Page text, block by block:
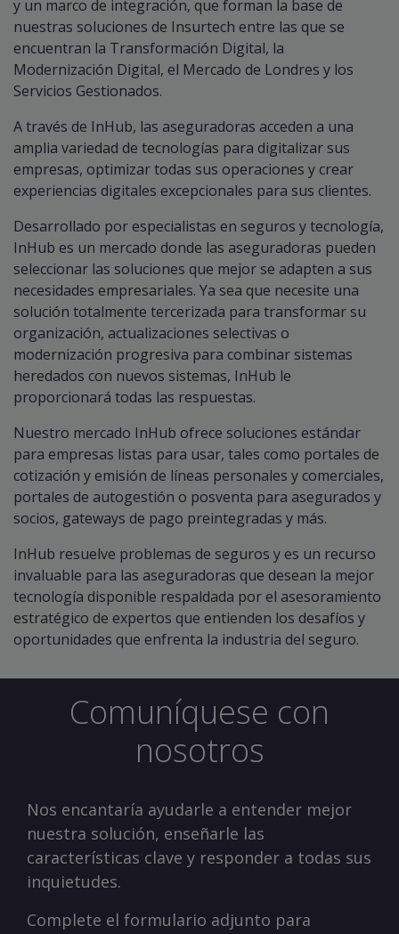
y un marco de integración, que forman la base de
nuestras soluciones de Insurtech entre las que se
encuentran la Transformación Digital, la
Modernización Digital, el Mercado de Londres y los
Servicios Gestionados.
A través de InHub, las aseguradoras acceden a una
amplia variedad de tecnologías para digitalizar sus
empresas, optimizar todas sus operaciones y crear
experiencias digitales excepcionales para sus clientes.
Desarrollado por especialistas en seguros y tecnología,
InHub es un mercado donde las aseguradoras pueden
seleccionar las soluciones que mejor se adapten a sus
necesidades empresariales. Ya sea que necesite una
solución totalmente tercerizada para transformar su
organización, actualizaciones selectivas o
modernización progresiva para combinar sistemas
heredados con nuevos sistemas, InHub le
proporcionará todas las respuestas.
Nuestro mercado InHub ofrece soluciones estándar
para empresas listas para usar, tales como portales de
cotización y emisión de líneas personales y comerciales,
portales de autogestión o posventa para asegurados y
socios, gateways de pago preintegradas y más.
InHub resuelve problemas de seguros y es un recurso
invaluable para las aseguradoras que desean la mejor
tecnología disponible respaldada por el asesoramiento
estratégico de expertos que entienden los desafíos y
oportunidades que enfrenta la industria del seguro.
Comuníquese con
nosotros
Nos encantaría ayudarle a entender mejor
nuestra solución, enseñarle las
características clave y responder a todas sus
inquietudes.
Complete el formulario adjunto para